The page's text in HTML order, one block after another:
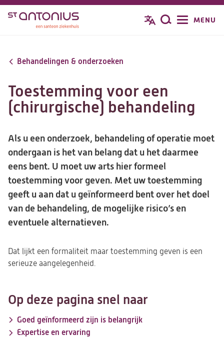
Overslaan
inhoud
Zoeken
MENU
Behandelingen & onderzoeken
Toestemming voor een
(chirurgische) behandeling
Als u een onderzoek, behandeling of operatie moet
ondergaan is het van belang dat u het daarmee
eens bent. U moet uw arts hier formeel
toestemming voor geven. Met uw toestemming
geeft u aan dat u geïnformeerd bent over het doel
van de behandeling, de mogelijke risico’s en
eventuele alternatieven.
Dat lijkt een formaliteit maar toestemming geven is een
serieuze aangelegenheid.
Op deze pagina snel naar
Goed geïnformeerd zijn is belangrijk
Expertise en ervaring